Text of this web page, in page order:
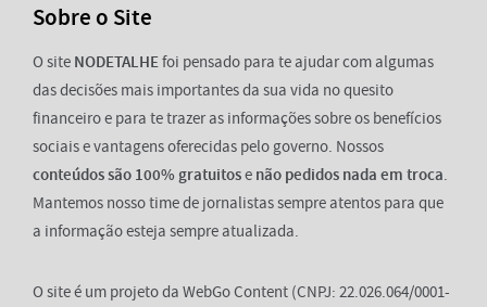
Sobre o Site
O site NODETALHEfoi pensado para te ajudar com algumas
das decisões mais importantes da sua vida no quesito
financeiro e para te trazer as informações sobre os benefícios
sociais e vantagens oferecidas pelo governo. Nossos
conteúdos são 100% gratuitose não pedidos nada em troca.
Mantemos nosso time de jornalistas sempre atentos para que
a informação esteja sempre atualizada.
O site é um projeto da WebGo Content (CNPJ: 22.026.064/0001-